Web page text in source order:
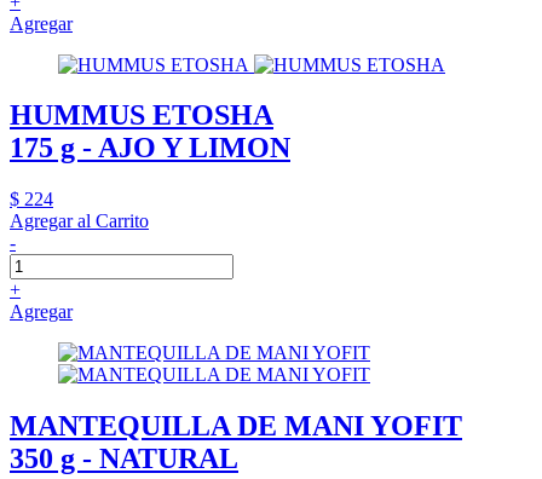
Agregar
HUMMUS ETOSHA
175 g - AJO Y LIMON
$ 224
Agregar al Carrito
-
+
Agregar
MANTEQUILLA DE MANI YOFIT
350 g - NATURAL